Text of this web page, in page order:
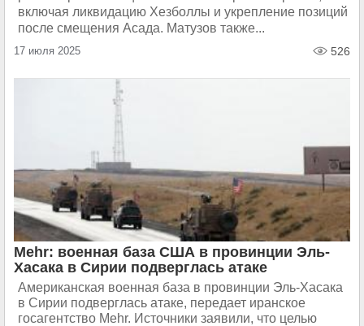
включая ликвидацию Хезболлы и укрепление позиций
после смещения Асада. Матузов также...
17 июля 2025 526
Mehr: военная база США в провинции Эль-
Хасака в Сирии подверглась атаке
Американская военная база в провинции Эль-Хасака
в Сирии подверглась атаке, передает иранское
госагентство Mehr. Источники заявили, что целью